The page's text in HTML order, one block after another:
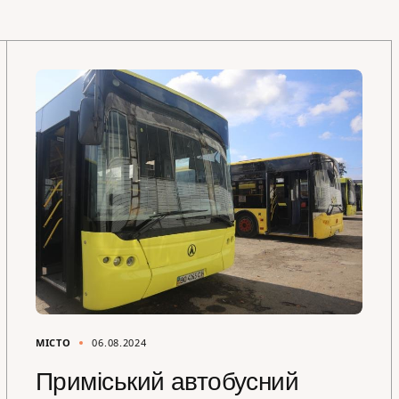
МІСТО 06.08.2024
Приміський автобусний